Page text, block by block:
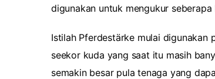
digunakan untuk mengukur
Istilah Pferdestärke mulai digunakan
seekor kuda yang saat itu masih
semakin besar pula tenaga yang